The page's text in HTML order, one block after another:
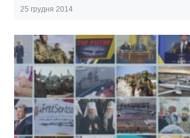
25 грудня 2014